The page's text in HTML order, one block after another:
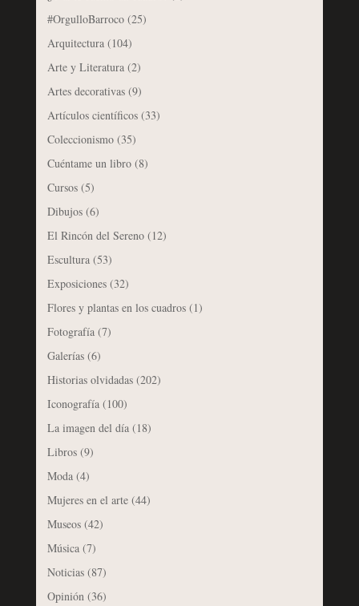
#OrgulloBarroco(25)
Arquitectura(104)
Arte y Literatura(2)
Artes decorativas(9)
Artículos científicos(33)
Coleccionismo(35)
Cuéntame un libro(8)
Cursos(5)
Dibujos(6)
El Rincón del Sereno(12)
Escultura(53)
Exposiciones(32)
Flores y plantas en los cuadros(1)
Fotografía(7)
Galerías(6)
Historias olvidadas(202)
Iconografía(100)
La imagen del día(18)
Libros(9)
Moda(4)
Mujeres en el arte(44)
Museos(42)
Música(7)
Noticias(87)
Opinión(36)